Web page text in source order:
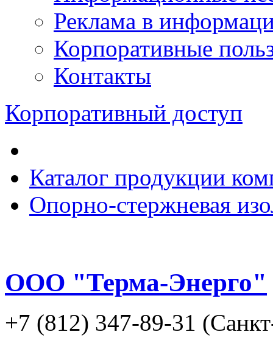
Реклама в
Корпоративные
Контакты
Корпоративный доступ
Каталог продукции
Опорно-стержневая
ООО "Терма-Энерго"
+7 (812) 347-89-31